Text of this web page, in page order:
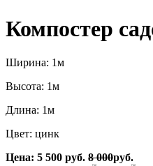
Компостер
Ширина: 1м
Высота: 1м
Длина: 1м
Цвет: цинк
Цена: 5 500 руб. 8 000руб.